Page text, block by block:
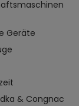
Geräte
& Congnac